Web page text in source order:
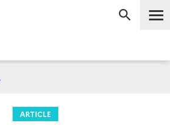
ARTICLE